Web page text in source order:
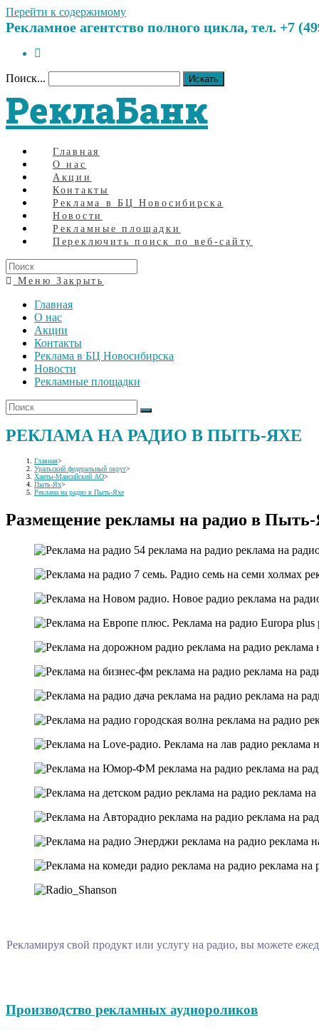
Перейти к содержимому
Рекламное агентство полного цикла, тел. +7
Поиск... Искать
РеклаБанк
Главная
О нас
Акции
Контакты
Реклама в БЦ Новосибирска
Новости
Рекламные площадки
Переключить поиск по веб-сайту
Меню Закрыть
Главная
О нас
Акции
Контакты
Реклама в БЦ Новосибирска
Новости
Рекламные площадки
РЕКЛАМА НА РАДИО В ПЫТЬ-ЯХЕ
Главная>
Уральский федеральный округ>
Ханты-Мансийский АО>
Пыть-Ях>
Реклама на радио в Пыть-Яхе
Размещение рекламы на радио в Пыть-
Рекламируя свой продукт или услугу на радио, вы можете
Производство рекламных аудиороликов